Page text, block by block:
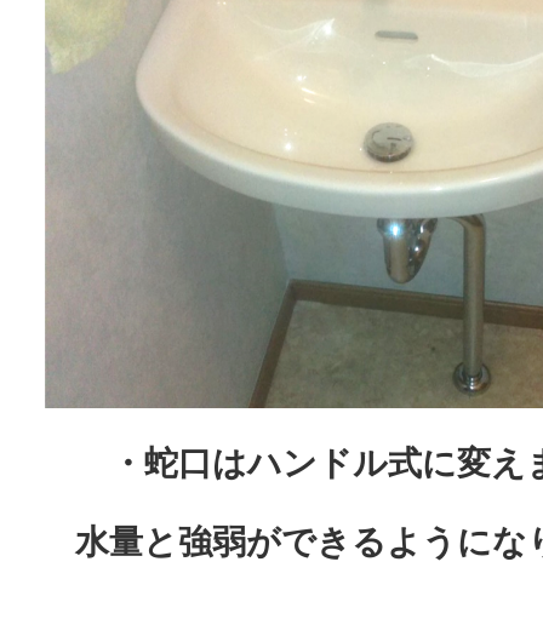
・蛇口はハンドル式に変え
水量と強弱ができるようにな